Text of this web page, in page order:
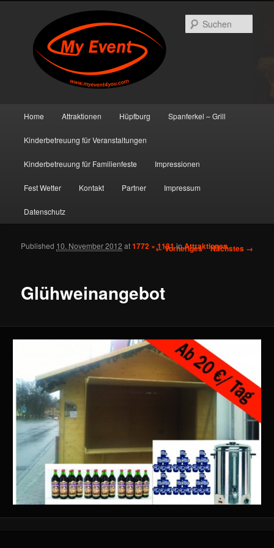
Zum primären Inhalt springen
Zum sekundären Inhalt springen
Home Attraktionen Hüpfburg Spanferkel – Grill
Kinderbetreuung für Veranstaltungen
Kinderbetreuung für Familienfeste Impressionen
Fest Wetter Kontakt Partner Impressum
Datenschutz
Bilder-Navigation
← Vorheriges Nächstes →
Glühweinangebot
Published 10. November 2012 at1772 × 1181inAttraktionen